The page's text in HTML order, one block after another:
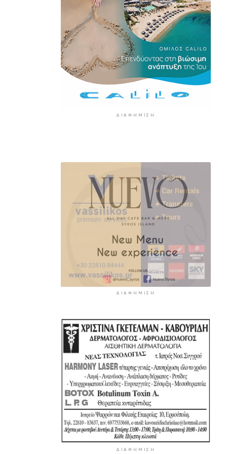
5 ώρες 59 λεπτά πρίν
ΔΙΑΦΉΜΙΣΗ
ΔΙΑΦΉΜΙΣΗ
ΔΙΑΦΉΜΙΣΗ